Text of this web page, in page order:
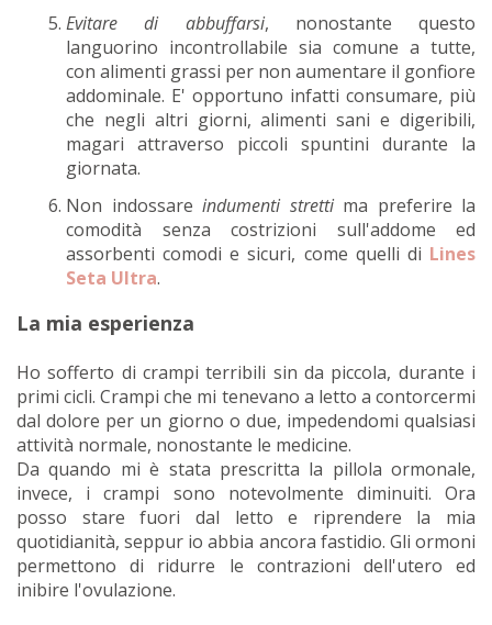
Evitare di abbuffarsi, nonostante questo
languorino incontrollabile sia comune a tutte,
con alimenti grassi per non aumentare il gonfiore
addominale. E' opportuno infatti consumare, più
che negli altri giorni, alimenti sani e digeribili,
magari attraverso piccoli spuntini durante la
giornata.
Non indossare indumenti strettima preferire la
comodità senza costrizioni sull'addome ed
assorbenti comodi e sicuri, come quelli di Lines
Seta Ultra.
La mia esperienza
Ho sofferto di crampi terribili sin da piccola, durante i
primi cicli. Crampi che mi tenevano a letto a contorcermi
dal dolore per un giorno o due, impedendomi qualsiasi
attività normale, nonostante le medicine.
Da quando mi è stata prescritta la pillola ormonale,
invece, i crampi sono notevolmente diminuiti. Ora
posso stare fuori dal letto e riprendere la mia
quotidianità, seppur io abbia ancora fastidio. Gli ormoni
permettono di ridurre le contrazioni dell'utero ed
inibire l'ovulazione.